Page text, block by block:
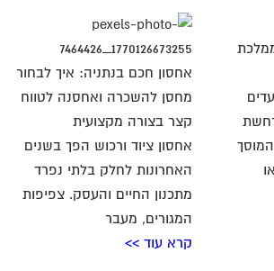
אחסון חכם בנתניה: איך לבחור
מחסן להשכרה ואחסנה לטווח
קצר בצורה מקצועית
אחסון ציוד ורכוש הפך בשנים
האחרונות לחלק בלתי נפרד
מתכנון החיים והעסק. צפיפות
המגורים, מעבר
קרא עוד >>